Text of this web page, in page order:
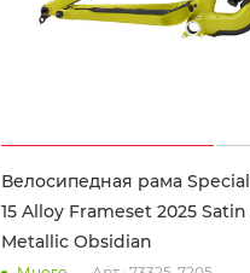
Велосипедная рама
15 Alloy Frameset 2025
Metallic Obsidian